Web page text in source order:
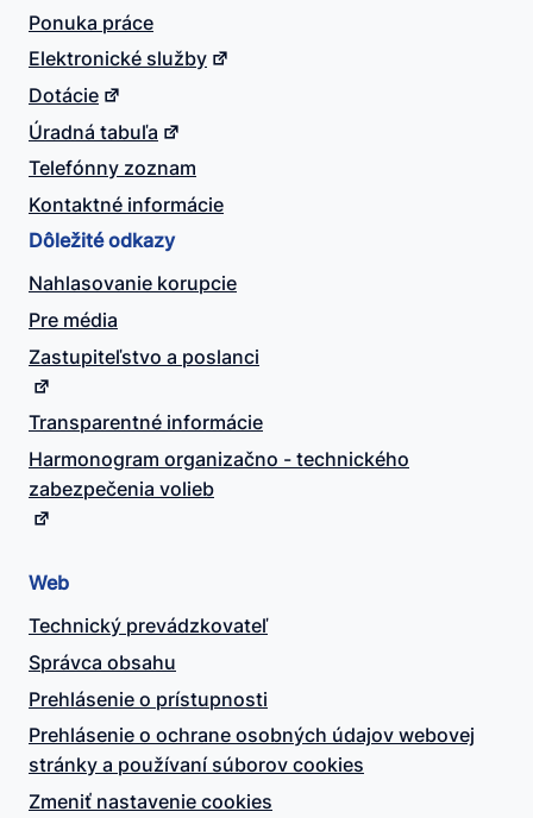
Ponuka práce
Elektronické služby
Dotácie
Úradná tabuľa
Telefónny zoznam
Kontaktné informácie
Dôležité odkazy
Nahlasovanie korupcie
Pre média
Zastupiteľstvo a poslanci
Transparentné informácie
Harmonogram organizačno - technického
zabezpečenia volieb
Web
Technický prevádzkovateľ
Správca obsahu
Prehlásenie o prístupnosti
Prehlásenie o ochrane osobných údajov webovej
stránky a používaní súborov cookies
Zmeniť nastavenie cookies